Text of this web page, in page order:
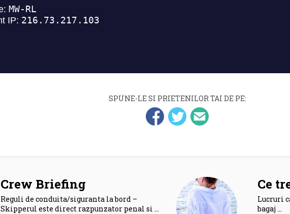
SPUNE-LE SI PRIETENILOR TAI DE PE:
Crew Briefing
Reguli de conduita/siguranta la bord –
Skipperul este direct razpunzator penal si …
Ce
Lucruri
bagaj …